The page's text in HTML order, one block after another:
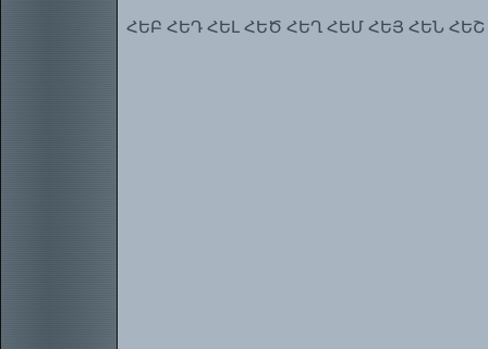
ՀԵԲ ՀԵԴ ՀԵԼ ՀԵԾ ՀԵՂ ՀԵՄ ՀԵՅ ՀԵՆ ՀԵՇ